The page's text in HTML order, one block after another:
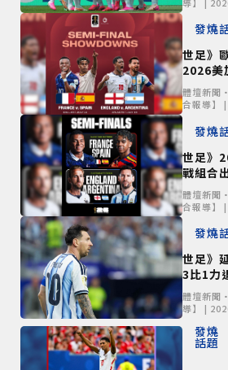
發燒
世足》
2026美
相？
體壇新聞
合報導】
發燒
世足》
戰組合
名前四
體壇新聞
合報導】
發燒
世足》
3比1力
體壇新聞
導】 |
發燒
話題
僅必需的Cookies